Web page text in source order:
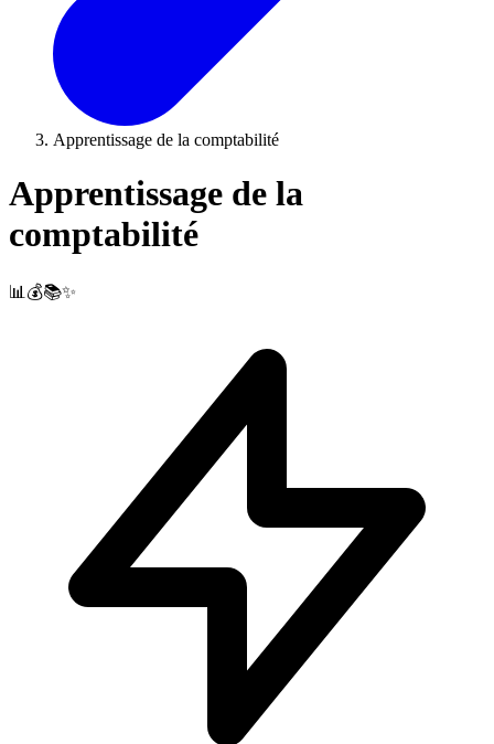
Apprentissage de la comptabilité
Apprentissage de la
comptabilité
📊💰📚✨